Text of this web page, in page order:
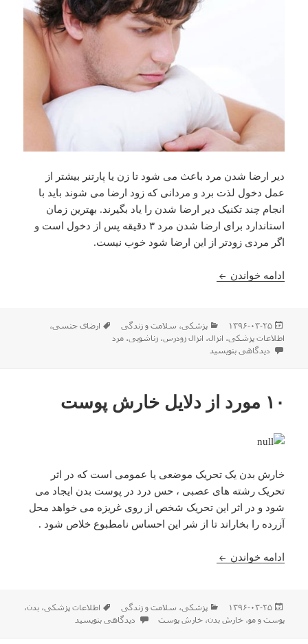
دیر ارضا شدن مرد باعث می شود تا زن یا پارتنر بیشتر از
عمل دخول لذت برد و مردانی که زود ارضا می شوند باید با
انجام چند تکنیک دیر ارضا شدن را یاد بگیرند. بهترین زمان
استاندارد برای ارضا شدن مرد ۳ دقیقه پس از دخول است و
اگر مردی زودتر از این ارضا شود خوب نیست.
ادامه خواندن چند روش برای دیر ارضا شدن مرد – چگونه دیر ارضا
ارسال
شده
در
۱۳۹۶-۰۳-۲۵ دسته‌ها
پزشکی، سلامت و زندگی برچسب‌ها
ارضای جنسی،
اطلاعات پزشکی، انزال، انزال زودرس،زناشویی،مرد
برای چند روش برای دیر ارضا شدن مرد – چگونه دیر ارضا شویم؟ – راه های درمان
دیدگاهی بنویسید
۱۰ مورد از دلایل خارش پوست
خارش بدن یک تحریک موضعی یا عمومی است که در اثر
تحریک رشته های عصبی ، حس درد در پوست بدن ایجاد می
شود و در اثر این تحریک شخص از روی غریزه می خواهد محل
آزرده را بخاراند تا از شر این احساس نامطبوع خلاص شود .
ادامه خواندن ۱۰ مورد از دلایل خارش پوست
ارسال
شده
۱۳۹۶-۰۳-۲۵ دسته‌ها
پزشکی، سلامت و زندگی برچسب‌ها
اطلاعات پزشکی،بدن،
پوست و مو،خارش بدن،خارش پوست برای ۱۰ مورد از دلایل خارش پوست
دیدگاهی بنویسید